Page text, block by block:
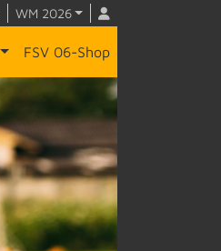
WM 2026
FSV 06-Shop